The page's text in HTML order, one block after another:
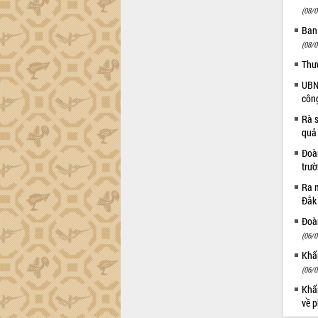
(08/
(08/
Rà
Ra
Đắk
(06/
(06/
về